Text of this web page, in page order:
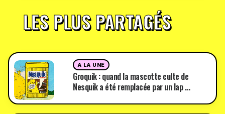
LES PLUS PARTAGÉS
A LA UNE
Groquik : quand la mascotte culte de
Nesquik a été remplacée par un lap …